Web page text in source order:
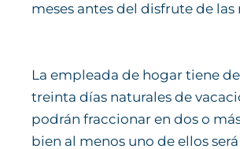
meses antes del disfrute de las
La empleada de hogar tiene
treinta días naturales de
podrán fraccionar en dos o
bien al menos uno de ellos